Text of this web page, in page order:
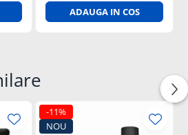
ADAUGA IN COS
-11%
NOU